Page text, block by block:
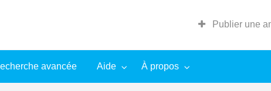
Publier une
avancée Aide À propos